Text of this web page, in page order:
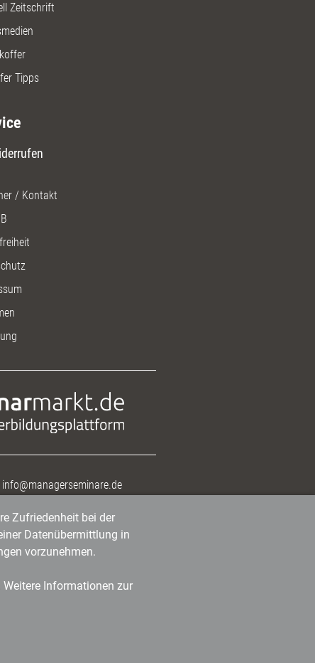
Zeitschrift
Tipps
/ Kontakt
info@managerseminare.de
Zufriedenheit bei der
Datenübermittlung in
vorzunehmen.
Informationen zur